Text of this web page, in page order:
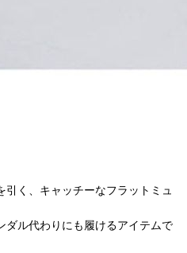
く、キャッチーなフラットミュ
ダル代わりにも履けるアイテムで